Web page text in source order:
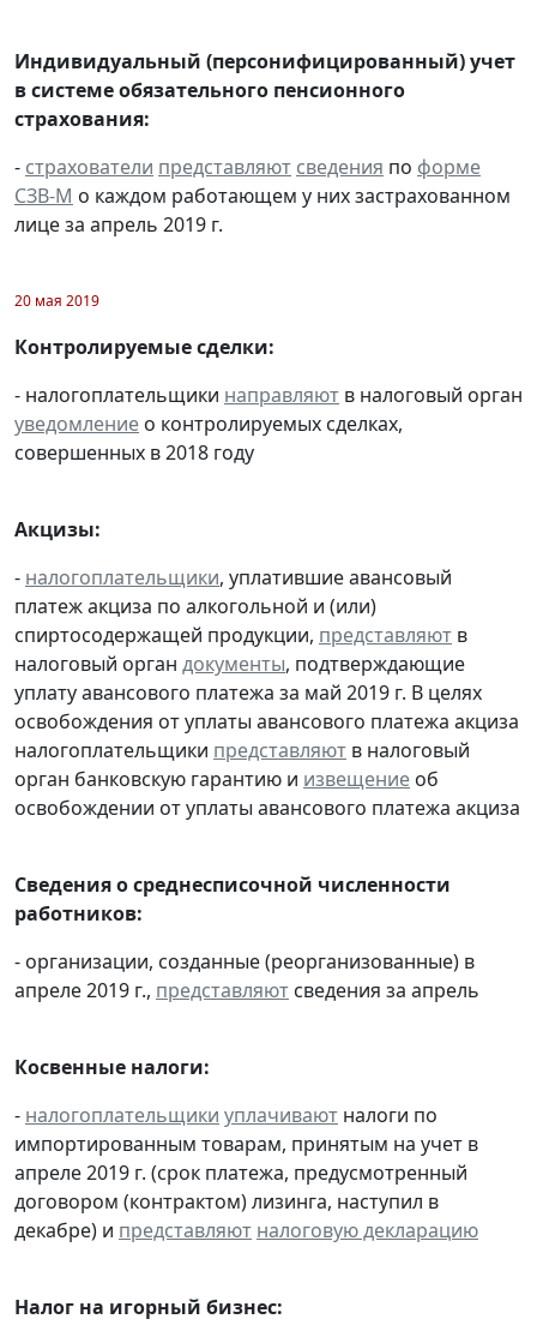
Индивидуальный (персонифицированный) учет
в системе обязательного пенсионного
страхования:
- страхователи представляют сведения по форме
СЗВ-М о каждом работающем у них застрахованном
лице за апрель 2019 г.
20 мая 2019
Контролируемые сделки:
- налогоплательщики направляют в налоговый орган
уведомление о контролируемых сделках,
совершенных в 2018 году
Акцизы:
- налогоплательщики, уплатившие авансовый
платеж акциза по алкогольной и (или)
спиртосодержащей продукции, представляют в
налоговый орган документы, подтверждающие
уплату авансового платежа за май 2019 г. В целях
освобождения от уплаты авансового платежа акциза
налогоплательщики представляют в налоговый
орган банковскую гарантию и извещение об
освобождении от уплаты авансового платежа акциза
Сведения о среднесписочной численности
работников:
- организации, созданные (реорганизованные) в
апреле 2019 г., представляют сведения за апрель
Косвенные налоги:
- налогоплательщики уплачивают налоги по
импортированным товарам, принятым на учет в
апреле 2019 г. (срок платежа, предусмотренный
договором (контрактом) лизинга, наступил в
декабре) и представляют налоговую декларацию
Налог на игорный бизнес: